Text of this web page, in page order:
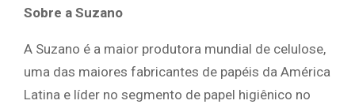
Sobre a Suzano
A Suzano é a maior produtora mundial de celulose,
uma das maiores fabricantes de papéis da América
Latina e líder no segmento de papel higiênico no